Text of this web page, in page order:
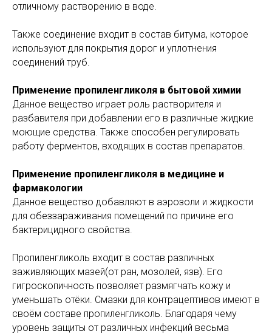
отличному растворению в воде.
Также соединение входит в состав битума, которое
используют для покрытия дорог и уплотнения
соединений труб.
Применение пропиленгликоля в бытовой химии
Данное вещество играет роль растворителя и
разбавителя при добавлении его в различные жидкие
моющие средства. Также способен регулировать
работу ферментов, входящих в состав препаратов.
Применение пропиленгликоля в медицине и
фармакологии
Данное вещество добавляют в аэрозоли и жидкости
для обеззараживания помещений по причине его
бактерицидного свойства.
Пропиленгликоль входит в состав различных
заживляющих мазей(от ран, мозолей, язв). Его
гигроскопичность позволяет размягчать кожу и
уменьшать отёки. Смазки для контрацептивов имеют в
своём составе пропиленгликоль. Благодаря чему
уровень защиты от различных инфекций весьма